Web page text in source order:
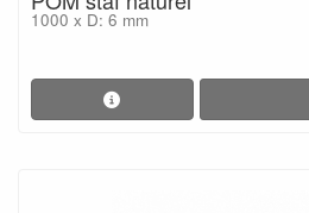
1000 x D: 6 mm